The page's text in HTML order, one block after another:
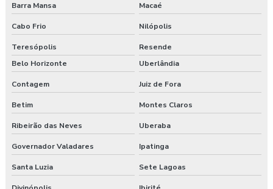
Barra Mansa Macaé
Cabo Frio Nilópolis
Teresópolis
Resende
Belo Horizonte
Uberlândia
Contagem Juiz de Fora
Betim Montes Claros
Ribeirão das Neves Uberaba
Governador Valadares Ipatinga
Santa Luzia Sete Lagoas